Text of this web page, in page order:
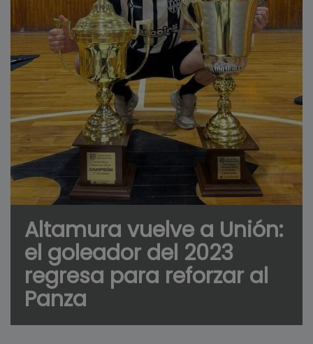
Altamura vuelve a Unión:
el goleador del 2023
regresa para reforzar al
Panza